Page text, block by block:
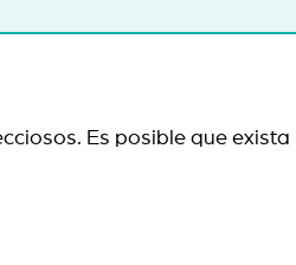
Es posible que